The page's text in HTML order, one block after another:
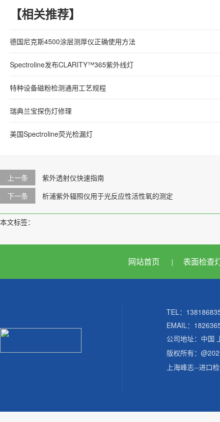
【相关推荐】
德国尼克斯4500涂层测厚仪正确使用方法
Spectroline发布CLARITY™365紫外线灯
特种设备磁粉检测通用工艺规程
瑞典兰宝探伤灯修理
美国Spectroline荧光检漏灯
上一条
紫外透射仪快速指南
下一条
析浦紫外辐照仪用于光反应性活性氧的测定
本文标签：
网站首页 | 表面检查
TEL：
EMAIL：
公司地址：中国
版权所有：
上海峰志--进口